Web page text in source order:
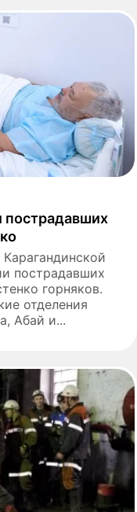
пострадавших
пострадавших
горняков.
отделения
Абай и...